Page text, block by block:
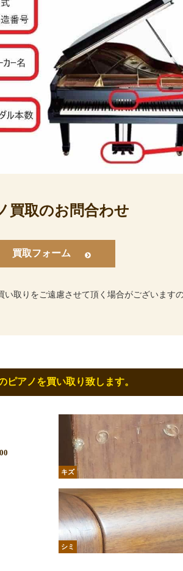
買取のお問合わせ
買取フォーム
い取りをご遠慮させて頂く場合がございます
ピアノを買い取り致します。
キズ
シミ